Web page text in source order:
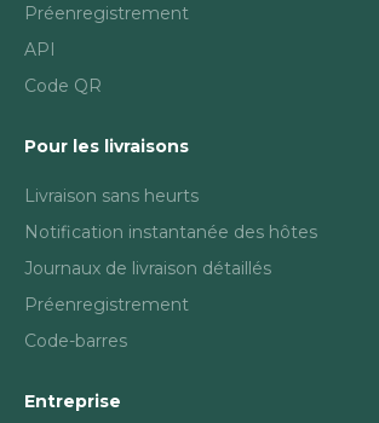
Préenregistrement
API
Code QR
Pour les livraisons
Livraison sans heurts
Notification instantanée des hôtes
Journaux de livraison détaillés
Préenregistrement
Code-barres
Entreprise